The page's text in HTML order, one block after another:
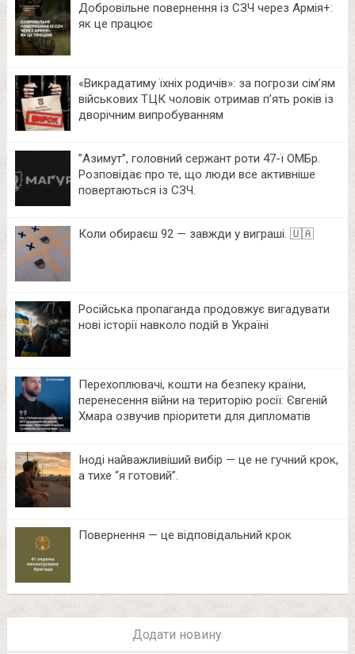
Добровільне повернення із СЗЧ через Армія+:
як це працює
«Викрадатиму їхніх родичів»: за погрози сім’ям
військових ТЦК чоловік отримав п’ять років із
дворічним випробуванням
⁨”Азимут”, головний сержант роти 47-ї ОМБр.
Розповідає про те, що люди все активніше
повертаються із СЗЧ.
Коли обираєш 92 — завжди у виграші. 🇺🇦
Російська пропаганда продовжує вигадувати
нові історії навколо подій в Україні
Перехоплювачі, кошти на безпеку країни,
перенесення війни на територію росії: Євгеній
Хмара озвучив пріоритети для дипломатів
Іноді найважливіший вибір — це не гучний крок,
а тихе “я готовий”.
Повернення — це відповідальний крок
Додати новину